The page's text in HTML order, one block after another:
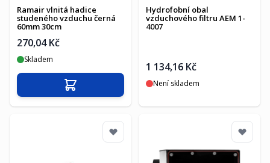
Ramair vlnitá hadice
studeného vzduchu černá
60mm 30cm
270,04 Kč
Skladem
Přidat do košíku
Hydrofobní obal
vzduchového filtru AEM 1-
4007
1 134,16 Kč
Není skladem